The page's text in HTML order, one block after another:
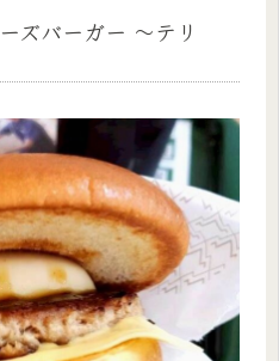
ズバーガー ～テリ